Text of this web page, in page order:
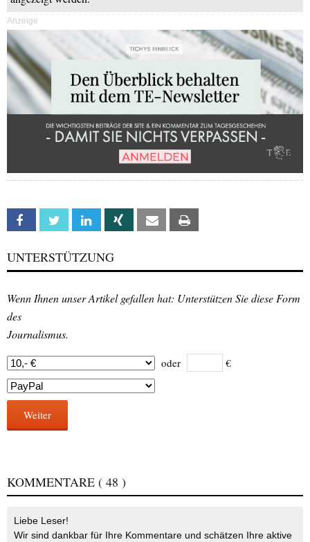
Anzeige
Facebook Twitter Linkedin Xing Email
UNTERSTÜTZUNG
Wenn Ihnen unser Artikel gefallen hat: Unterstützen Sie diese Form
des
Journalismus.
oder €
Weiter
KOMMENTARE ( 48 )
Liebe Leser!
Wir sind dankbar für Ihre Kommentare und schätzen Ihre aktive